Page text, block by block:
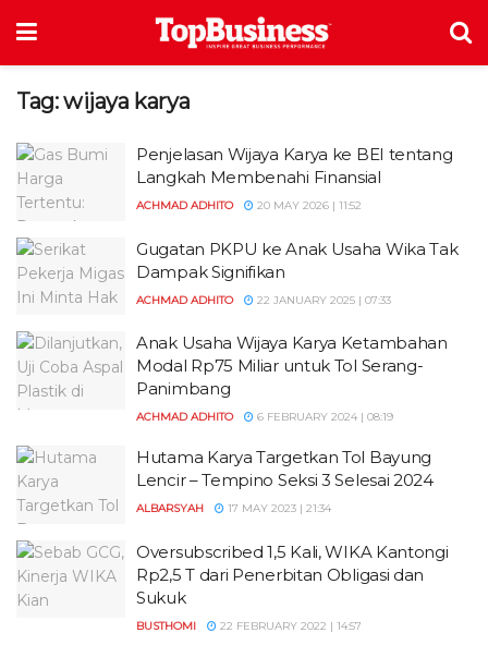
Tag:wijaya karya
Penjelasan Wijaya Karya ke BEI tentang
Langkah Membenahi Finansial
ACHMAD ADHITO 20 MAY 2026 | 11:52
Gugatan PKPU ke Anak Usaha Wika Tak
Dampak Signifikan
ACHMAD ADHITO 22 JANUARY 2025 | 07:33
Anak Usaha Wijaya Karya Ketambahan
Modal Rp75 Miliar untuk Tol Serang-
Panimbang
ACHMAD ADHITO 6 FEBRUARY 2024 | 08:19
Hutama Karya Targetkan Tol Bayung
Lencir – Tempino Seksi 3 Selesai 2024
ALBARSYAH 17 MAY 2023 | 21:34
Oversubscribed 1,5 Kali, WIKA Kantongi
Rp2,5 T dari Penerbitan Obligasi dan
Sukuk
BUSTHOMI 22 FEBRUARY 2022 | 14:57